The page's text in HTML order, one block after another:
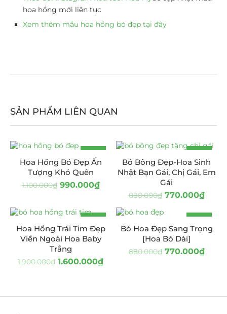
hoa hồng mới liên tục
Xem thêm mẫu hoa hồng bó đẹp tại đây
SẢN PHẨM LIÊN QUAN
-10%
Hoa Hồng Bó Đẹp Ấn
Tượng Khó Quên
1.100.000₫ 990.000₫
-13%
Bó Bông Đẹp-Hoa Sinh
Nhật Bạn Gái, Chị Gái, Em
Gái
880.000₫ 770.000₫
-16%
HOT
Hoa Hồng Trái Tim Đẹp
Viền Ngoài Hoa Baby
Trắng
1.900.000₫ 1.600.000₫
-13%
Bó Hoa Đẹp Sang Trọng
[Hoa Bó Dài]
880.000₫ 770.000₫